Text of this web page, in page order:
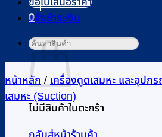
0
ไม่มีสินค้าในตะกร้า
กลับสู่หน้าร้านค้า
แจ้งชำระเงิน
ค้นหา:
หน้าหลัก / เครื่องดูดเสมหะ และอุปก
เสมหะ (Suction)